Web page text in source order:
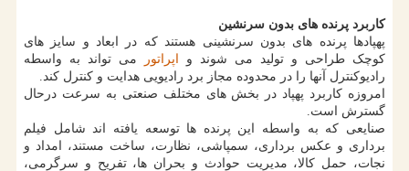
کاربرد پرنده های بدون سرنشین
پهپادها پرنده های بدون سرنشینی هستند که در ابعاد و سایز های
کوچک طراحی و تولید می شوند و اپراتور
می تواند به واسطه
رادیوکنترل آنها را در محدوده مجاز برد رادیویی هدایت و کنترل کند.
امروزه کاربرد پهپاد در بخش های مختلف صنعتی به سرعت درحال
گسترش است.
صنایعی که به واسطه این پرنده ها توسعه یافته اند شامل فیلم
برداری و عکس برداری، سمپاشی، نظارت، ساخت مستند، امداد و
نجات، حمل کالا، مدیریت حوادث و بحران ها، تفریح و سرگرمی،